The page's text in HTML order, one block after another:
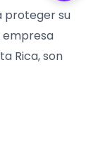
proteger su
empresa
Rica, son